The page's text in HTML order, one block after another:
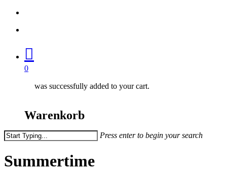
0
was successfully added to your cart.
Warenkorb
Press enter to begin your search
Search
Summertime